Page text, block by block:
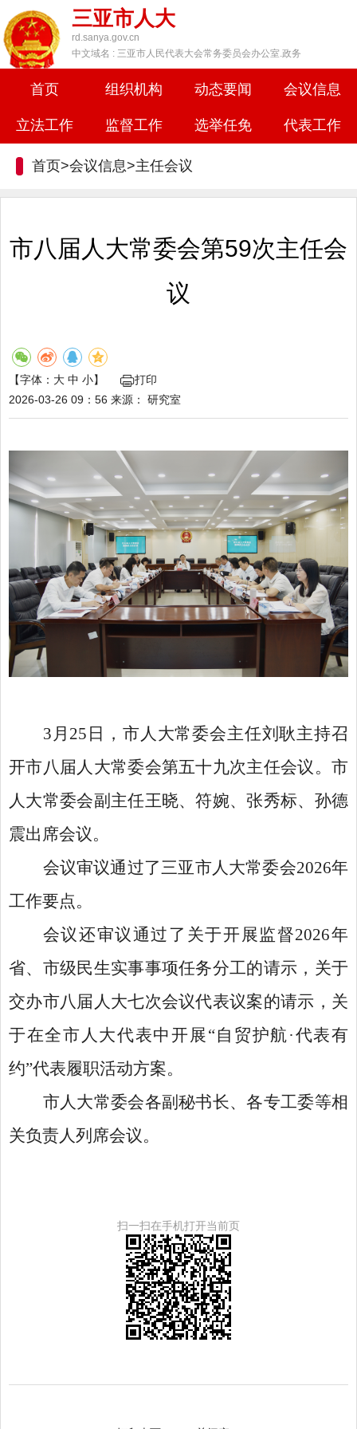
三亚市人大
rd.sanya.gov.cn
中文域名 : 三亚市人民代表大会常务委员会办公室.政务
首页 组织机构 动态要闻 会议信息
立法工作 监督工作 选举任免 代表工作
首页>会议信息>主任会议
市八届人大常委会第59次主任会
议
【字体： 大 中 小】
打印
2026-03-26 09：56 来源： 研究室
3月25日，市人大常委会主任刘耿主持召
开市八届人大常委会第五十九次主任会议。市
人大常委会副主任王晓、符婉、张秀标、孙德
震出席会议。
会议审议通过了三亚市人大常委会2026年
工作要点。
会议还审议通过了关于开展监督2026年
省、市级民生实事事项任务分工的请示，关于
交办市八届人大七次会议代表议案的请示，关
于在全市人大代表中开展“自贸护航·代表有
约”代表履职活动方案。
市人大常委会各副秘书长、各专工委等相
关负责人列席会议。
扫一扫在手机打开当前页